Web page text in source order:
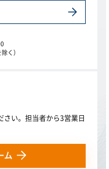
く）
さい。担当者から3営業日
ム